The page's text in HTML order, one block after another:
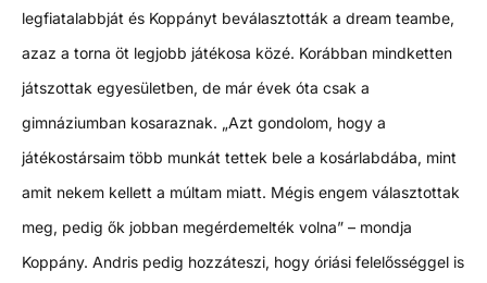
legfiatalabbját és Koppányt beválasztották a dream teambe,
azaz a torna öt legjobb játékosa közé. Korábban mindketten
játszottak egyesületben, de már évek óta csak a
gimnáziumban kosaraznak. „Azt gondolom, hogy a
játékostársaim több munkát tettek bele a kosárlabdába, mint
amit nekem kellett a múltam miatt. Mégis engem választottak
meg, pedig ők jobban megérdemelték volna” – mondja
Koppány. Andris pedig hozzáteszi, hogy óriási felelősséggel is